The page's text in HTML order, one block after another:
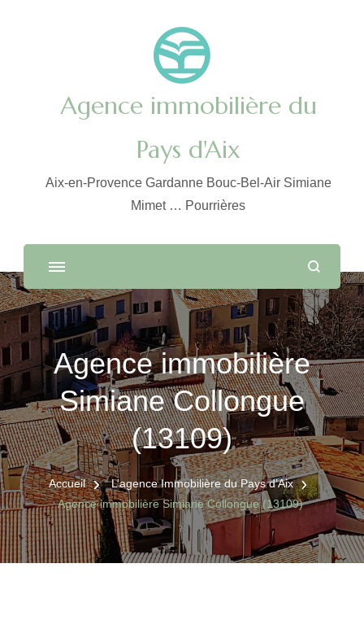
Agence immobilière du
Pays d'Aix
Aix-en-Provence Gardanne Bouc-Bel-Air Simiane
Mimet … Pourrières
Agence immobilière
Simiane Collongue
(13109)
Accueil
L’agence Immobilière du Pays d’Aix
Agence immobilière Simiane Collongue (13109)